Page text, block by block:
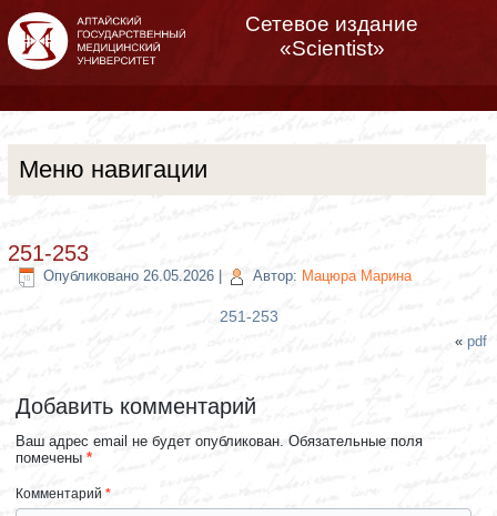
Сетевое издание
«Scientist»
Меню навигации
251-253
Опубликовано 26.05.2026 Автор: Мацюра Марина
251-253
«pdf
Добавить комментарий
Ваш адрес email не будет опубликован. Обязательные поля
помечены*
Комментарий*